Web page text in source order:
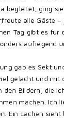
begleitet, ging
alle Gäste –
Tag gibt es für
aufregend
gab es Sekt
gelacht und mit
den Bildern, die
machen. Ich
Ein Lachen sieht